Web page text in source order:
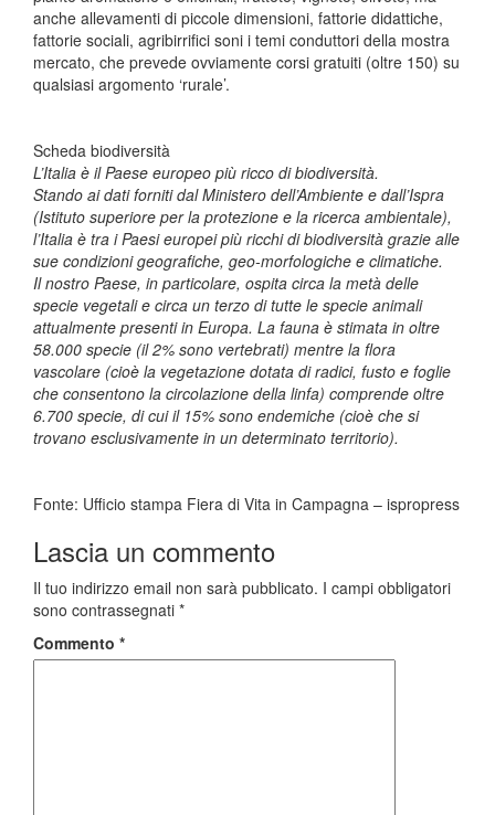
anche allevamenti di piccole dimensioni, fattorie didattiche,
fattorie sociali, agribirrifici soni i temi conduttori della mostra
mercato, che prevede ovviamente corsi gratuiti (oltre 150) su
qualsiasi argomento ‘rurale’.
Scheda biodiversità
L’Italia è il Paese europeo più ricco di biodiversità.
Stando ai dati forniti dal Ministero dell’Ambiente e dall’Ispra
(Istituto superiore per la protezione e la ricerca ambientale),
l’Italia è tra i Paesi europei più ricchi di biodiversità grazie alle
sue condizioni geografiche, geo-morfologiche e climatiche.
Il nostro Paese, in particolare, ospita circa la metà delle
specie vegetali e circa un terzo di tutte le specie animali
attualmente presenti in Europa. La fauna è stimata in oltre
58.000 specie (il 2% sono vertebrati) mentre la flora
vascolare (cioè la vegetazione dotata di radici, fusto e foglie
che consentono la circolazione della linfa) comprende oltre
6.700 specie, di cui il 15% sono endemiche (cioè che si
trovano esclusivamente in un determinato territorio).
Fonte: Ufficio stampa Fiera di Vita in Campagna – ispropress
Lascia un commento
Il tuo indirizzo email non sarà pubblicato. I campi obbligatori
sono contrassegnati *
Commento *